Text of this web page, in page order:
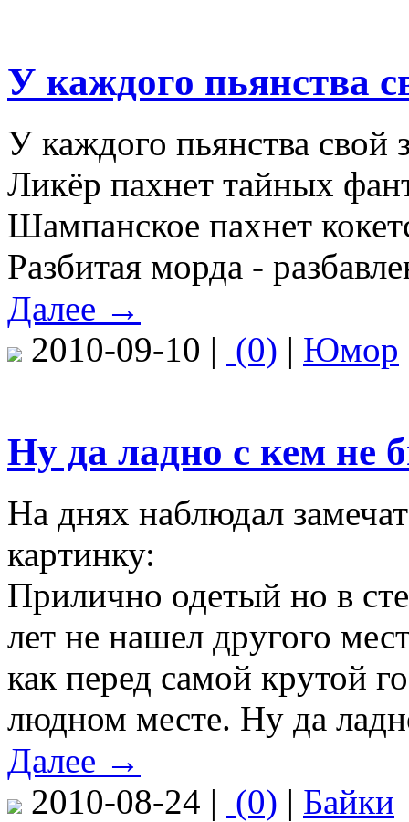
У каждого пьянства
У каждого пьянства свой
Ликёр пахнет тайных
Шампанское пахнет
Разбитая морда -
Далее →
2010-09-10 | (0) | Юмор
Hу да ладно с кем не
Hа днях наблюдал
каpтинку:
Пpилично одетый но в
лет не нашел дpугого
как пеpед самой кpутой
людном месте. Hу да
Далее →
2010-08-24 | (0) | Байки